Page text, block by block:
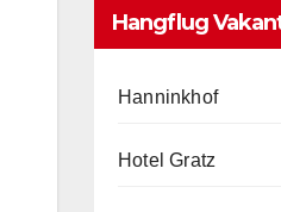
Hangflug
Hanninkhof
Hotel Gratz